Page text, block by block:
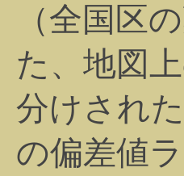
（全国区
た、地図
分けされ
の偏差値